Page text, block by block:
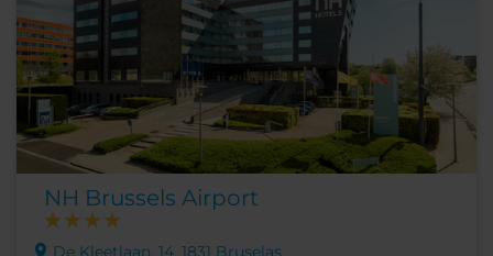
NH Brussels Airport
De Kleetlaan, 14, 1831 Bruselas